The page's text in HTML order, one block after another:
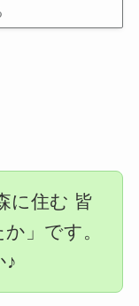
に住む 皆
」です。
♪